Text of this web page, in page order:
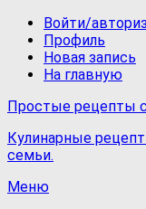
Войти/
Профиль
Новая запись
На главную
Простые рецепты
Кулинарные
семьи.
Меню